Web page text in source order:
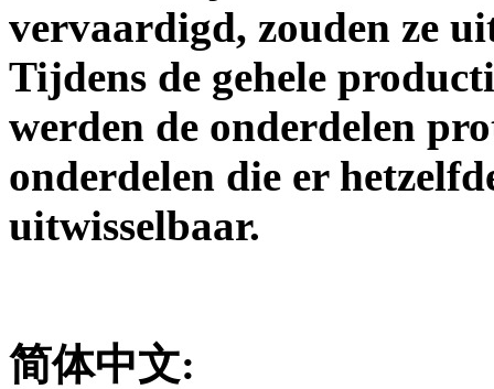
vervaardigd, zouden ze
Tijdens de gehele
werden de onderdelen
onderdelen die er
uitwisselbaar.
简体中文: